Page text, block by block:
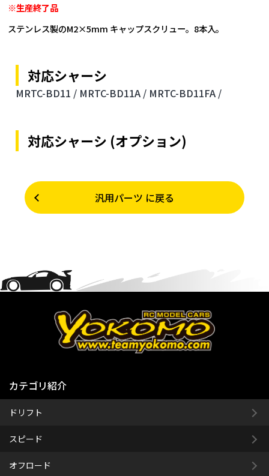
※生産終了品
ステンレス製のM2×5mm キャップスクリュー。8本入。
対応シャーシ
MRTC-BD11 / MRTC-BD11A / MRTC-BD11FA /
対応シャーシ (オプション)
汎用パーツ に戻る
カテゴリ紹介
ドリフト
スピード
オフロード